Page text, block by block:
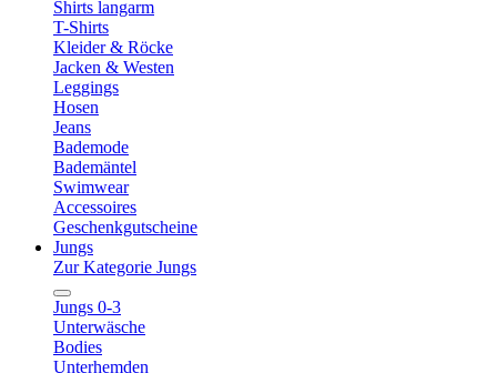
Shirts langarm
T-Shirts
Kleider & Röcke
Jacken & Westen
Leggings
Hosen
Jeans
Bademode
Bademäntel
Swimwear
Accessoires
Geschenkgutscheine
Jungs
Zur Kategorie Jungs
Jungs 0-3
Unterwäsche
Bodies
Unterhemden